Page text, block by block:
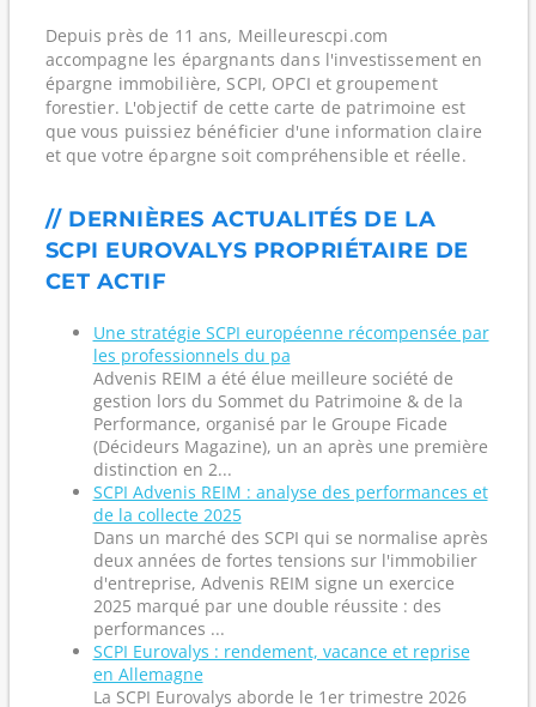
Depuis près de 11 ans, Meilleurescpi.com
accompagne les épargnants dans l'investissement en
épargne immobilière, SCPI, OPCI et groupement
forestier. L'objectif de cette carte de patrimoine est
que vous puissiez bénéficier d'une information claire
et que votre épargne soit compréhensible et réelle.
// DERNIÈRES ACTUALITÉS DE LA
SCPI EUROVALYS PROPRIÉTAIRE DE
CET ACTIF
Une stratégie SCPI européenne récompensée par
les professionnels du pa
Advenis REIM a été élue meilleure société de
gestion lors du Sommet du Patrimoine & de la
Performance, organisé par le Groupe Ficade
(Décideurs Magazine), un an après une première
distinction en 2...
SCPI Advenis REIM : analyse des performances et
de la collecte 2025
Dans un marché des SCPI qui se normalise après
deux années de fortes tensions sur l'immobilier
d'entreprise, Advenis REIM signe un exercice
2025 marqué par une double réussite : des
performances ...
SCPI Eurovalys : rendement, vacance et reprise
en Allemagne
La SCPI Eurovalys aborde le 1er trimestre 2026